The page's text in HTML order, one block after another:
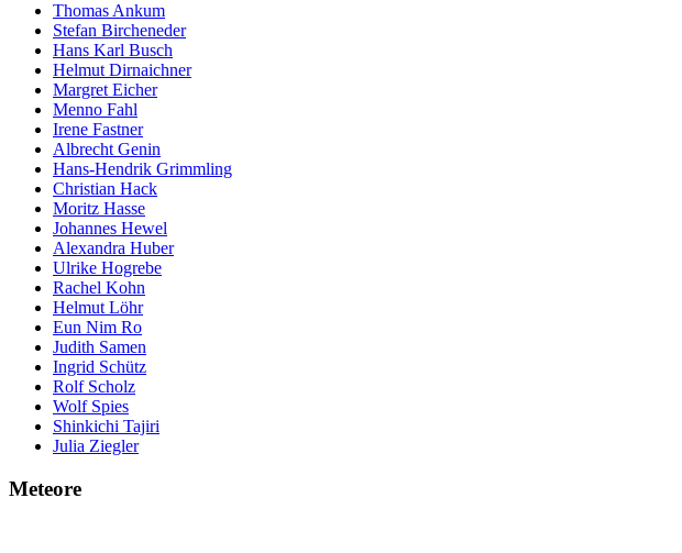
Thomas Ankum
Stefan Bircheneder
Hans Karl Busch
Helmut Dirnaichner
Margret Eicher
Menno Fahl
Irene Fastner
Albrecht Genin
Hans-Hendrik Grimmling
Christian Hack
Moritz Hasse
Johannes Hewel
Alexandra Huber
Ulrike Hogrebe
Rachel Kohn
Helmut Löhr
Eun Nim Ro
Judith Samen
Ingrid Schütz
Rolf Scholz
Wolf Spies
Shinkichi Tajiri
Julia Ziegler
Meteore